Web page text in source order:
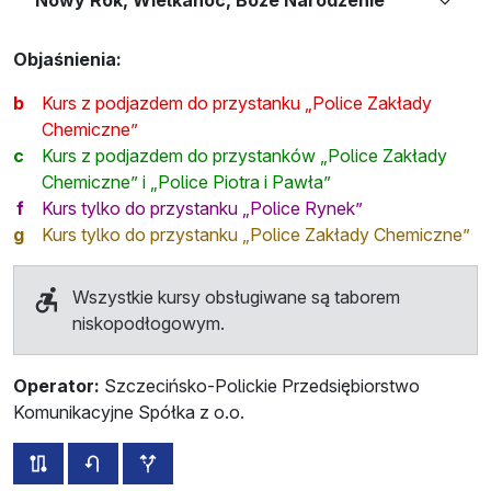
Objaśnienia:
b
Kurs z podjazdem do przystanku „Police Zakłady
Chemiczne”
c
Kurs z podjazdem do przystanków „Police Zakłady
Chemiczne” i „Police Piotra i Pawła”
f
Kurs tylko do przystanku „Police Rynek”
g
Kurs tylko do przystanku „Police Zakłady Chemiczne”
Wszystkie kursy obsługiwane są taborem
niskopodłogowym.
Operator: Szczecińsko-Polickie Przedsiębiorstwo
Komunikacyjne Spółka z o.o.
wszystkie trasy tej linii
rozkład jazdy dla przeciwnego kierunku